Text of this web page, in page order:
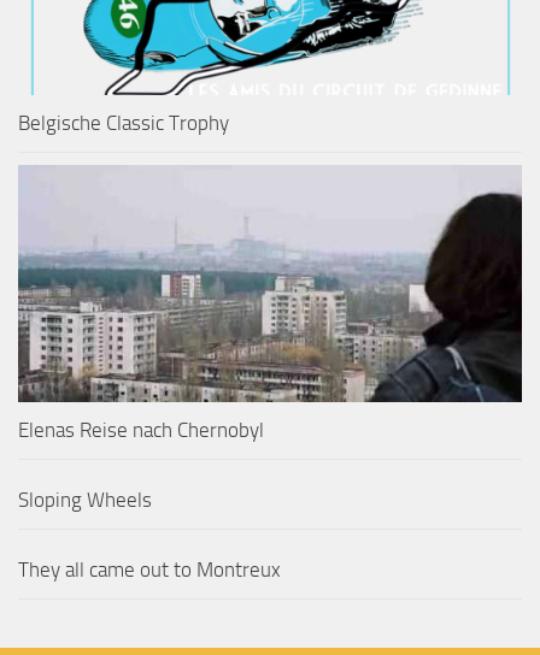
Belgische Classic Trophy
Elenas Reise nach Chernobyl
Sloping Wheels
They all came out to Montreux